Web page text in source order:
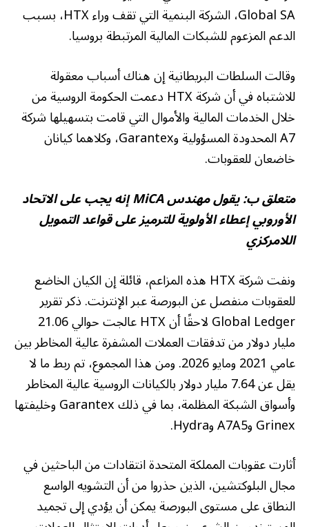
Global SA، الشركة البنمية التي تقف وراء HTX، بسبب
الدعم المزعوم للشبكات المالية المرتبطة بروسيا.
وقالت السلطات البريطانية إن هناك أسباب معقولة
للاشتباه في أن شركة HTX دعمت الحكومة الروسية من
خلال الخدمات المالية والأموال التي قامت بتسهيلها شركة
A7 المحدودة المسؤولية وGarantex، وكلاهما كيانان
خاضعان للعقوبات.
متعلق ب:
يقول مهندس MiCA إنه يجب على الاتحاد
الأوروبي إعطاء الأولوية للترميز على قواعد التمويل
اللامركزي
ونفت شركة HTX هذه المزاعم، قائلة إن الكيان الخاضع
للعقوبات منفصل عن البورصة عبر الإنترنت. ذكر تقرير
Global Ledger لاحقًا أن HTX عالجت حوالي 21.06
مليار دولار من تدفقات العملات المشفرة عالية المخاطر بين
عامي 2021 ومايو 2026. ومن هذا المجموع، تم ربط ما لا
يقل عن 7.64 مليار دولار بالكيانات الروسية عالية المخاطر
وأسواق الشبكة المظلمة، بما في ذلك Garantex وخليفتها
Grinex وA7A5 وHydra.
أثارت عقوبات المملكة المتحدة انتقادات من الباحثين في
مجال البلوكتشين، الذين حذروا من أن التشويه الواسع
النطاق على مستوى البورصة يمكن أن يؤدي إلى تجميد